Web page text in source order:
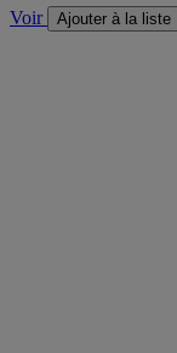
Voir Ajouter à la liste